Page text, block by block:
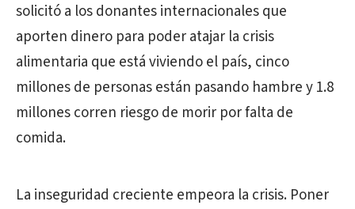
solicitó a los donantes internacionales que
aporten dinero para poder atajar la crisis
alimentaria que está viviendo el país, cinco
millones de personas están pasando hambre y 1.8
millones corren riesgo de morir por falta de
comida.
La inseguridad creciente empeora la crisis. Poner